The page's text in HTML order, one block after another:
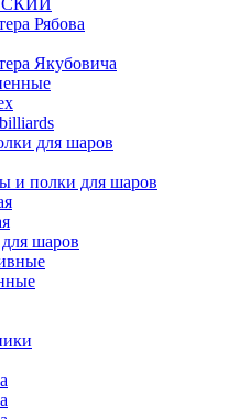
Рябова
Якубовича
для шаров
и полки для шаров
шаров